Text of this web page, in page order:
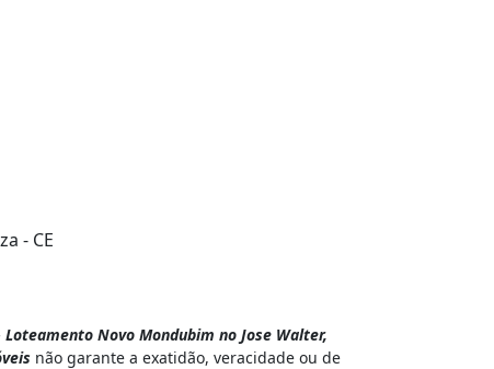
- CE
Novo Mondubim no Jose Walter,
não garante a exatidão, veracidade ou de